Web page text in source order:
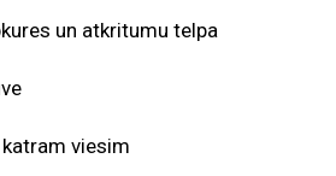
un atkritumu telpa
katram viesim